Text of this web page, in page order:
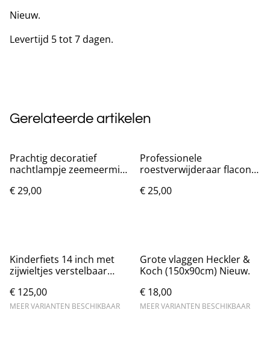
Nieuw.
Levertijd 5 tot 7 dagen.
Gerelateerde artikelen
Prachtig decoratief
nachtlampje zeemeermin
€ 29,00
Professionele
roestverwijderaar flacon
€ 25,00
Kinderfiets 14 inch met
zijwieltjes verstelbaar
€ 125,00
MEER VARIANTEN BESCHIKBAAR
Grote vlaggen Heckler &
Koch (150x90cm) Nieuw.
€ 18,00
MEER VARIANTEN BESCHIKBAAR